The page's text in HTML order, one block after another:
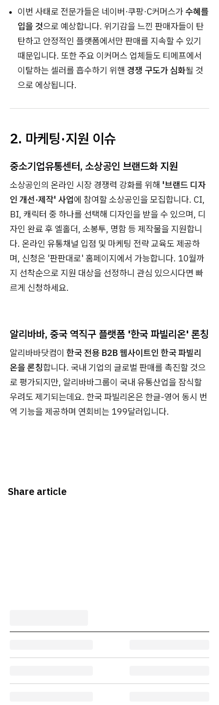
이번 사태로 전문가들은 네이버·쿠팡·C커머스가수혜를
입을 것으로 예상합니다. 위기감을 느낀 판매자들이 탄
탄하고 안정적인 플랫폼에서만 판매를 지속할 수 있기
때문입니다. 또한 주요 이커머스 업체들도 티메프에서
이탈하는 셀러를 흡수하기 위핸 경쟁 구도가 심화될 것
으로 에상됩니다.
2. 마케팅·지원 이슈
중소기업유통센터, 소상공인 브랜드화 지원
소상공인의 온라인 시장 경쟁력 강화를 위해 '브랜드 디자
인 개선·제작' 사업에 참여할 소상공인을 모집합니다. CI,
BI, 캐릭터 중 하나를 선택해 디자인을 받을 수 있으며, 디
자인 완료 후 엘홀더, 소봉투, 명함 등 제작물을 지원합니
다. 온라인 유통채널 입점 및 마케팅 전략 교육도 제공하
며, 신청은 '판판대로' 홈페이지에서 가능합니다. 10월까
지 선착순으로 지원 대상을 선정하니 관심 있으시다면 빠
르게 신청하세요.
알리바바, 중국 역직구 플랫폼 '한국 파빌리온' 론칭
알리바바닷컴이 한국 전용 B2B 웹사이트인 한국 파빌리
온을 론칭합니다. 국내 기업의 글로벌 판매를 촉진할 것으
로 평가되지만, 알리바바그룹이 국내 유통산업을 잠식할
우려도 제기되는데요. 한국 파빌리온은 한글-영어 동시 번
역 기능을 제공하며 연회비는 199달러입니다.
Share article